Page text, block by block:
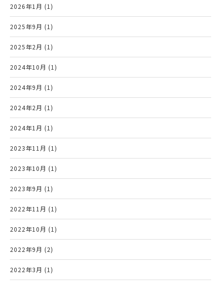
2026年1月 (1)
2025年9月 (1)
2025年2月 (1)
2024年10月 (1)
2024年9月 (1)
2024年2月 (1)
2024年1月 (1)
2023年11月 (1)
2023年10月 (1)
2023年9月 (1)
2022年11月 (1)
2022年10月 (1)
2022年9月 (2)
2022年3月 (1)